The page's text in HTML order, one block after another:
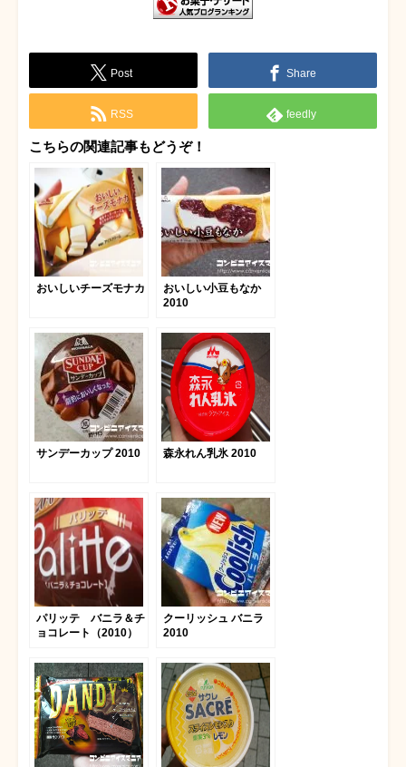
Post Share
RSS feedly
こちらの関連記事もどうぞ！
おいしいチーズモナカ
おいしい小豆もなか
2010
サンデーカップ 2010 森永れん乳氷 2010
パリッテ バニラ＆チ
ョコレート（2010）
クーリッシュ バニラ
2010